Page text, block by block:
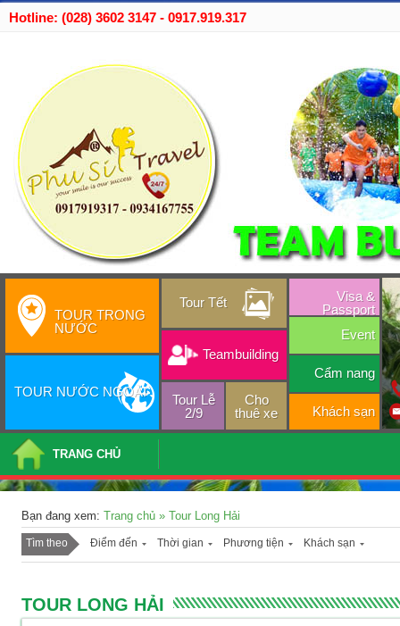
Hotline: (028) 3602 3147 - 0917.919.317
TOUR TRONG
NƯỚC
TOUR NƯỚC NGOÀI
Tour Tết
Teambuilding
Tour Lễ
2/9
Cho
thuê xe
Visa &
Passport
Event
Cẩm nang
Khách sạn
TRANG CHỦ
Bạn đang xem: Trang chủ » Tour Long Hải
Tìm theo Điểm đến Thời gian Phương tiện Khách sạn
TOUR LONG HẢI